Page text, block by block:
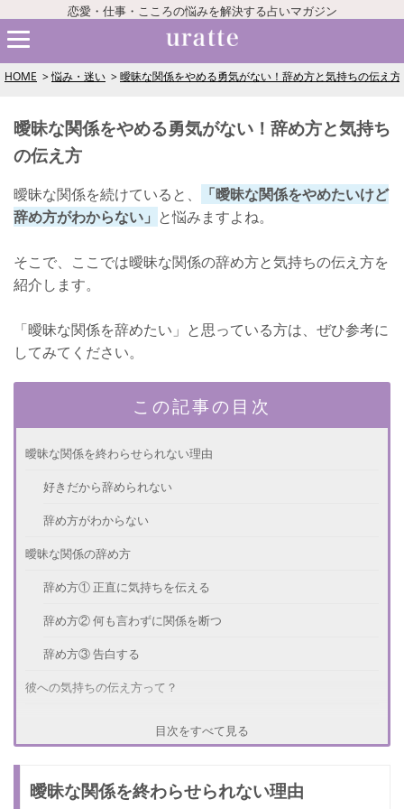
恋愛・仕事・こころの悩みを解決する占いマガジン
HOME 悩み・迷い 曖昧な関係をやめる勇気がない！辞め方と気持ちの伝え方
曖昧な関係をやめる勇気がない！辞め方と気持ち
の伝え方
曖昧な関係を続けていると、
「曖昧な関係をやめたいけど
辞め方がわからない」 と悩みますよね。
そこで、ここでは曖昧な関係の辞め方と気持ちの伝え方を
紹介します。
「曖昧な関係を辞めたい」と思っている方は、ぜひ参考に
してみてください。
この記事の目次
曖昧な関係を終わらせられない理由
好きだから辞められない
辞め方がわからない
曖昧な関係の辞め方
辞め方① 正直に気持ちを伝える
辞め方② 何も言わずに関係を断つ
辞め方③ 告白する
彼への気持ちの伝え方って？
条件を伝える
目次をすべて見る
曖昧な関係を終わらせられない理由